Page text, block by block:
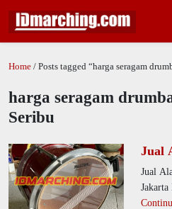
Home / Posts tagged “harga seragam
harga seragam
Seribu
Jual
di
Jual
Jakarta
Seribu